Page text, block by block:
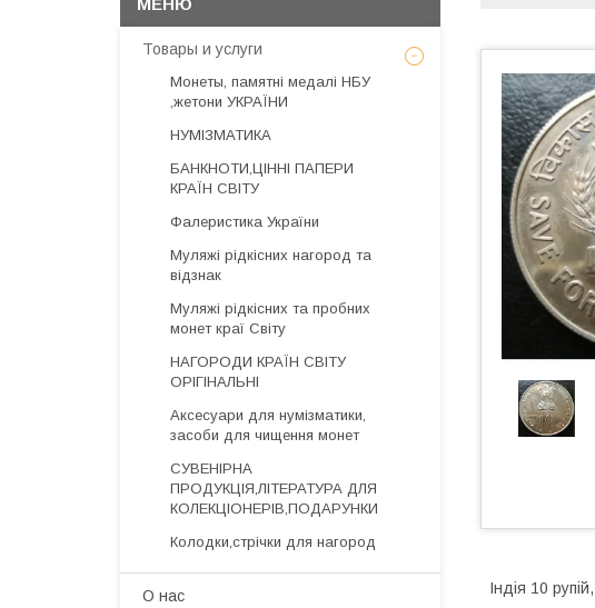
Індія 10
Товары и услуги
Монеты, памятні медалі НБУ
,жетони УКРАЇНИ
НУМІЗМАТИКА
БАНКНОТИ,ЦІННІ ПАПЕРИ
КРАЇН СВІТУ
Фалеристика України
Муляжі рідкісних нагород та
відзнак
Муляжі рідкісних та пробних
монет краї Світу
НАГОРОДИ КРАЇН СВІТУ
ОРІГІНАЛЬНІ
Аксесуари для нумізматики,
засоби для чищення монет
СУВЕНІРНА
ПРОДУКЦІЯ,ЛІТЕРАТУРА ДЛЯ
КОЛЕКЦІОНЕРІВ,ПОДАРУНКИ
Колодки,стрічки для нагород
О нас